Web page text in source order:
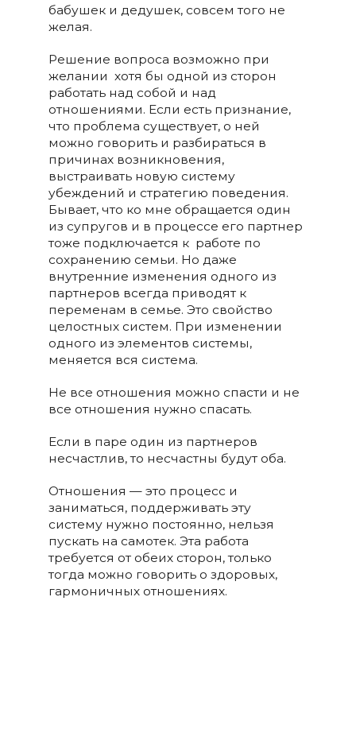
бабушек и дедушек, совсем того не
желая.
Решение вопроса возможно при
желании хотя бы одной из сторон
работать над собой и над
отношениями. Если есть признание,
что проблема существует, о ней
можно говорить и разбираться в
причинах возникновения,
выстраивать новую систему
убеждений и стратегию поведения.
Бывает, что ко мне обращается один
из супругов и в процессе его партнер
тоже подключается к работе по
сохранению семьи. Но даже
внутренние изменения одного из
партнеров всегда приводят к
переменам в семье. Это свойство
целостных систем. При изменении
одного из элементов системы,
меняется вся система.
Не все отношения можно спасти и не
все отношения нужно спасать.
Если в паре один из партнеров
несчастлив, то несчастны будут оба.
Отношения — это процесс и
заниматься, поддерживать эту
систему нужно постоянно, нельзя
пускать на самотек. Эта работа
требуется от обеих сторон, только
тогда можно говорить о здоровых,
гармоничных отношениях.